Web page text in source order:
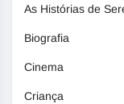
As Histórias de
Biografia
Cinema
Criança